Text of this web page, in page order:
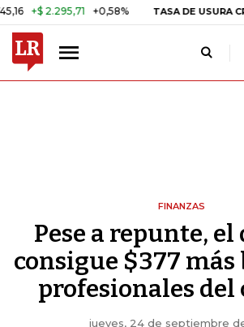
2.295,71 +0,58% TASA DE USURA CRÉDITO
FINANZAS
Pese a repunte, el
consigue $377 más
profesionales del
jueves, 24 de septiembre